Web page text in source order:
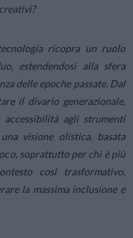
ricopra un ruolo
estendendosi alla sfera
delle epoche passate. Dal
il divario generazionale,
agli strumenti
visione olistica, basata
soprattutto per chi è più
così trasformativo,
la massima inclusione e